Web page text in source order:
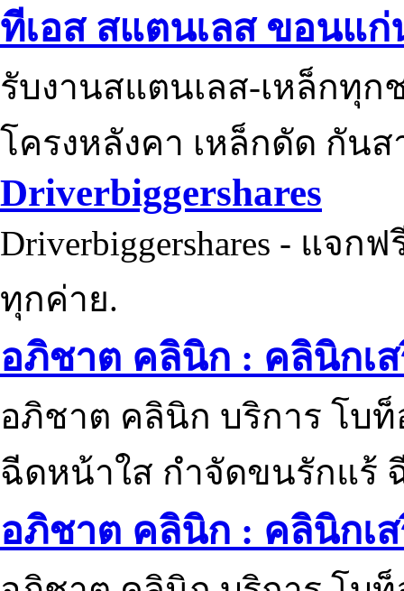
ทีเอส สแตนเลส ขอนแก่
รับงานสแตนเลส-เหล็กทุ
โครงหลังคา เหล็กดัด กัน
Driverbiggershares
Driverbiggershares - แจก
ทุกค่าย.
อภิชาต คลินิก : คลินิกเ
อภิชาต คลินิก บริการ โบ
ฉีดหน้าใส กำจัดขนรักแร้
อภิชาต คลินิก : คลินิกเ